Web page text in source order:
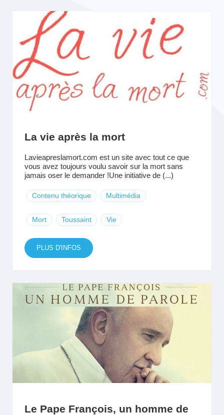
La vie après la mort
Lavieapreslamort.com est un site avec tout ce que
vous avez toujours voulu savoir sur la mort sans
jamais oser le demander !Une initiative de (...)
Contenu théorique Multimédia
Mort Toussaint Vie
PLUS D'INFOS
Le Pape François, un homme de